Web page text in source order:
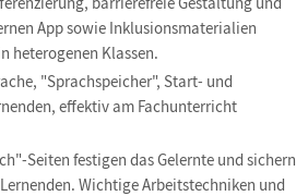
App sowie Inklusionsmaterialien
heterogenen Klassen.
"Sprachspeicher", Start- und
effektiv am Fachunterricht
Seiten festigen das Gelernte und sichern
Wichtige Arbeitstechniken und